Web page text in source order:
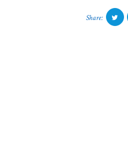
Share: